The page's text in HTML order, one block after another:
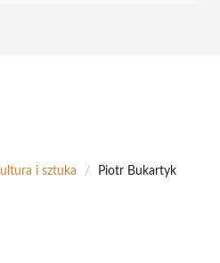
i sztuka / Piotr Bukartyk